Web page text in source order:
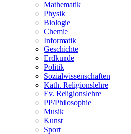
Mathematik
Physik
Biologie
Chemie
Informatik
Geschichte
Erdkunde
Politik
Sozialwissenschaften
Kath. Religionslehre
Ev. Religionslehre
PP/Philosophie
Musik
Kunst
Sport